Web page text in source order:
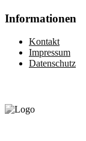
Informationen
Kontakt
Impressum
Datenschutz